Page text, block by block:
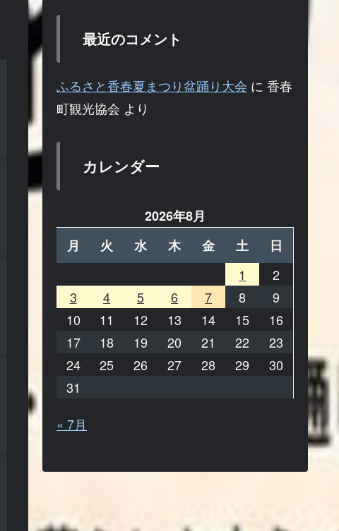
最近のコメント
ふるさと香春夏まつり盆踊り大会 に 香春
町観光協会 より
カレンダー
2026年8月
月
火 水 木 金 土
日
1
2
3
4 5 6 7 8
9
10
11 12 13 14 15
16
17
18 19 20 21 22
23
24
25 26 27 28 29
30
31
« 7月